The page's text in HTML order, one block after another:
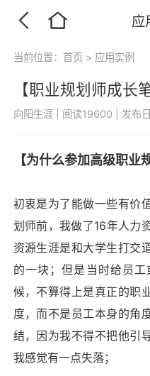
应
当前位置：首页 > 应用实例
【职业规划师成长
向阳生涯 阅读19600 发布
【为什么参加高级职业
初衷是为了能做一些有价
划师前，我做了16年人力
资源生涯是和大学生打交
的一块；但是当时给员
候，不算得上是真正的职
度，而不是员工本身的角
结，因为我不得不把他引
我感觉有一点失落；